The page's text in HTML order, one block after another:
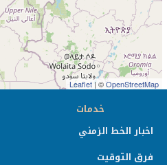
Leaflet| ©OpenStreetMap
خدمات
اخبار الخط الزمني
فرق التوقيت